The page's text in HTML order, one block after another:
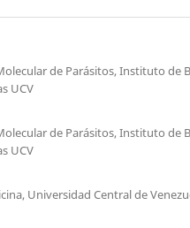
de Parásitos, Instituto de
UCV
de Parásitos, Instituto de
UCV
Universidad Central de